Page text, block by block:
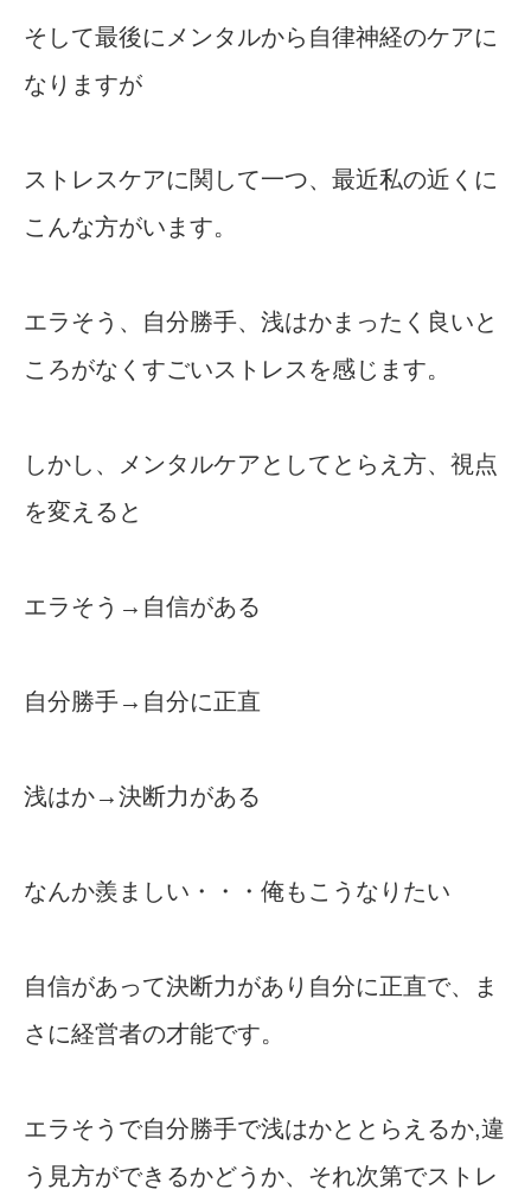
そして最後にメンタルから自律神経のケアに
なりますが
ストレスケアに関して一つ、最近私の近くに
こんな方がいます。
エラそう、自分勝手、浅はかまったく良いと
ころがなくすごいストレスを感じます。
しかし、メンタルケアとしてとらえ方、視点
を変えると
エラそう→自信がある
自分勝手→自分に正直
浅はか→決断力がある
なんか羨ましい・・・俺もこうなりたい
自信があって決断力があり自分に正直で、ま
さに経営者の才能です。
エラそうで自分勝手で浅はかととらえるか,違
う見方ができるかどうか、それ次第でストレ